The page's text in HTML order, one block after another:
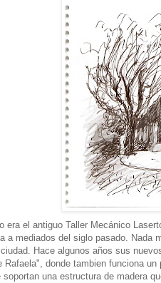
era el antiguo Taller Mecánico
a mediados del siglo pasado. Nada
Hace algunos años sus
Rafaela", donde tambien funciona
soportan una estructura de madera